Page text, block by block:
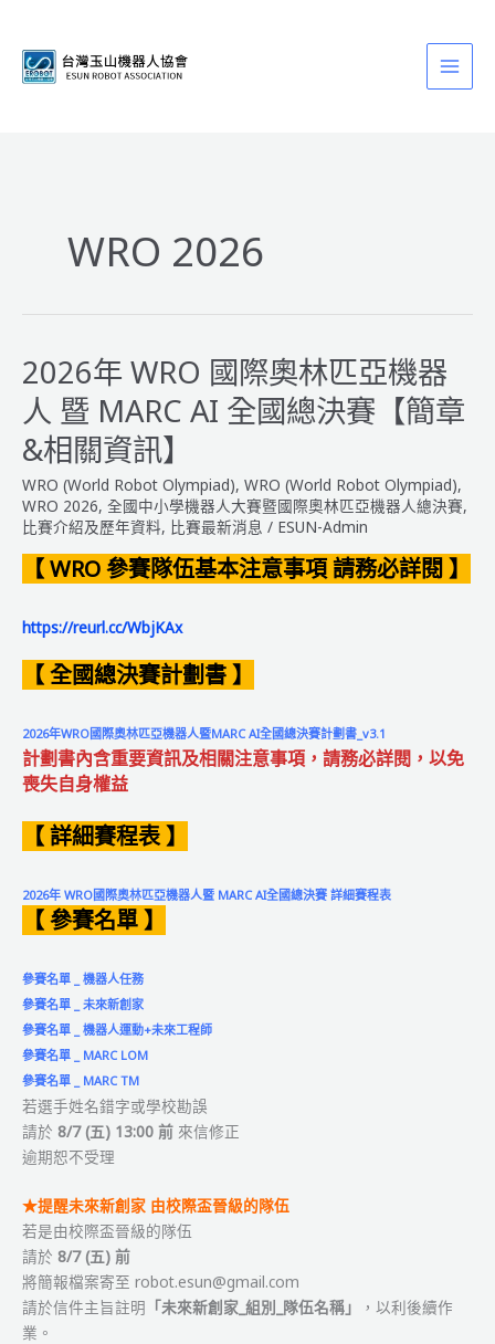
WRO 2026
2026年 WRO 國際奧林匹亞機器
人 暨 MARC AI 全國總決賽【簡章
&相關資訊】
WRO (World Robot Olympiad), WRO (World Robot Olympiad),
WRO 2026, 全國中小學機器人大賽暨國際奧林匹亞機器人總決賽,
比賽介紹及歷年資料, 比賽最新消息 / ESUN-Admin
【WRO 參賽隊伍基本注意事項請務必詳閱 】
https://reurl.cc/WbjKAx
【 全國總決賽計劃書 】
2026年WRO國際奧林匹亞機器人暨MARC AI全國總決賽計劃書_v3.1
計劃書內含重要資訊及相關注意事項，請務必詳閱，以免
喪失自身權益
【 詳細賽程表 】
2026年 WRO國際奧林匹亞機器人暨 MARC AI全國總決賽 詳細賽程表
【 參賽名單 】
參賽名單 _ 機器人任務
參賽名單 _ 未來新創家
參賽名單 _ 機器人運動+未來工程師
參賽名單 _ MARC LOM
參賽名單 _ MARC TM
若選手姓名錯字或學校勘誤
請於 8/7 (五) 13:00 前 來信修正
逾期恕不受理
★提醒未來新創家 由校際盃晉級的隊伍
若是由校際盃晉級的隊伍
請於 8/7 (五) 前
將簡報檔案寄至 robot.esun@gmail.com
請於信件主旨註明 「未來新創家_組別_隊伍名稱」
，以利後續作
業。